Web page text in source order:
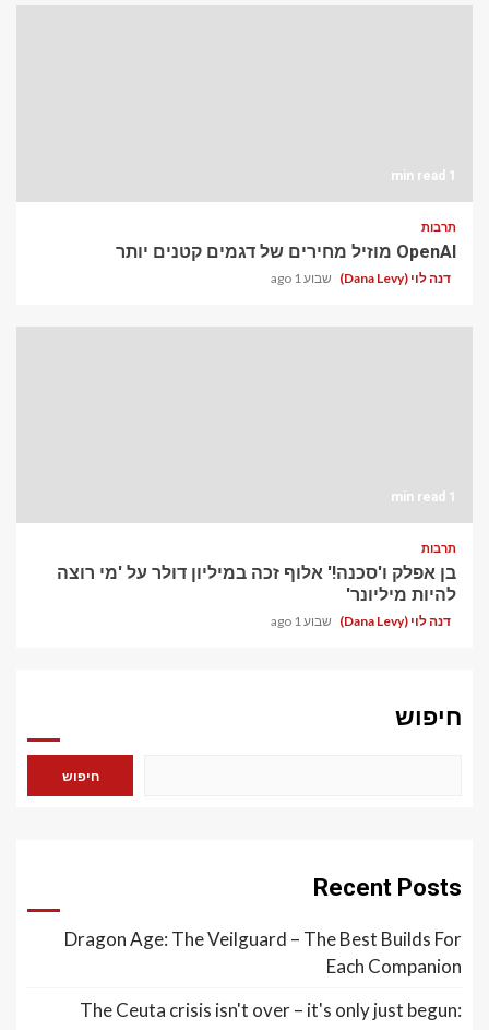
1 min read
תרבות
OpenAI מוזיל מחירים של דגמים קטנים יותר
דנה לוי (Dana Levy) שבוע 1 ago
1 min read
תרבות
בן אפלק ו'סכנה!' אלוף זכה במיליון דולר על 'מי רוצה
להיות מיליונר'
דנה לוי (Dana Levy) שבוע 1 ago
חיפוש
חיפוש
Recent Posts
Dragon Age: The Veilguard – The Best Builds For
Each Companion
The Ceuta crisis isn't over – it's only just begun: